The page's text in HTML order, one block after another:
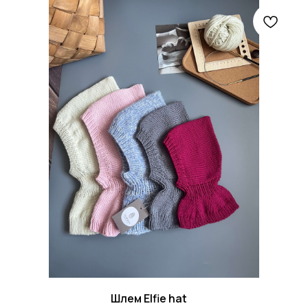
Шлем Elfie hat